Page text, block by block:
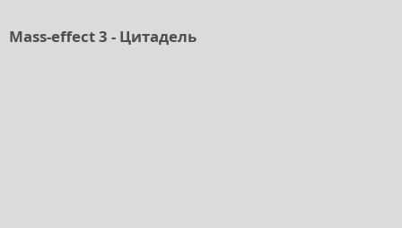
Mass-effect 3 - Цитадель